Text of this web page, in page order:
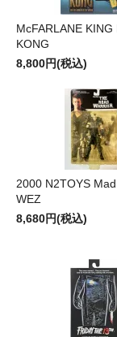
McFARLANE KING
KONG
8,800円(税込)
2000 N2TOYS
WEZ
8,680円(税込)